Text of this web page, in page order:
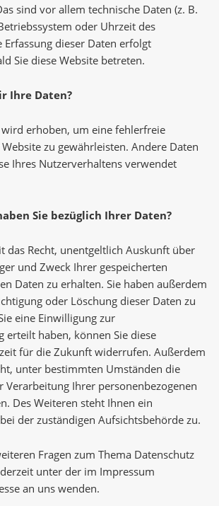
sind vor allem technische Daten (z. B.
oder Uhrzeit des
Erfassung dieser Daten erfolgt
Sie diese Website betreten.
Ihre Daten?
wird erhoben, um eine fehlerfreie
zu gewährleisten. Andere Daten
Ihres Nutzerverhaltens verwendet
Sie bezüglich Ihrer Daten?
das Recht, unentgeltlich Auskunft über
und Zweck Ihrer gespeicherten
Daten zu erhalten. Sie haben außerdem
oder Löschung dieser Daten zu
eine Einwilligung zur
erteilt haben, können Sie diese
für die Zukunft widerrufen. Außerdem
unter bestimmten Umständen die
Verarbeitung Ihrer personenbezogenen
Des Weiteren steht Ihnen ein
der zuständigen Aufsichtsbehörde zu.
Fragen zum Thema Datenschutz
unter der im Impressum
an uns wenden.